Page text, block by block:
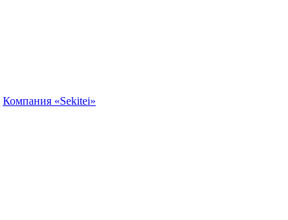
Компания «Sekitei»